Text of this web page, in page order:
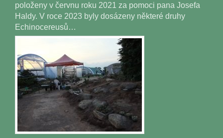
položeny v červnu roku 2021 za pomoci pana Josefa
Haldy. V roce 2023 byly dosázeny některé druhy
Echinocereusů…